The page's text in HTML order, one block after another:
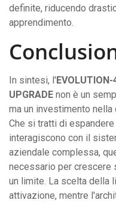
definite, riducendo
apprendimento.
In sintesi, l'
UPGRADE non è un
ma un investimento
Che si tratti di
interagiscono con il
aziendale complessa,
necessario per crescere
un limite. La scelta della
attivazione, mentre